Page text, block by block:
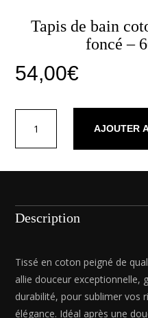
Tapis de bain
foncé –
54,00€
Tapis
-
design
Bleu
foncé
AJOUTER
Description
Tissé en coton peigné de
allie douceur exceptionnelle,
durabilité, pour sublimer vos
élégance. Idéal après une